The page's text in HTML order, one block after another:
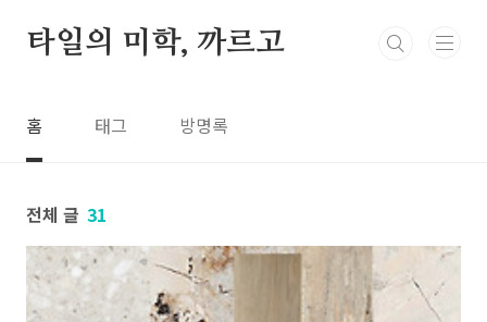
타일의 미학, 까르고
홈 태그 방명록
전체 글 31